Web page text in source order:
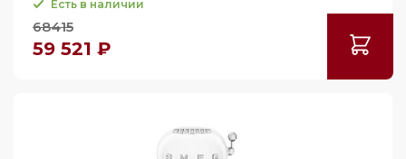
Есть в наличии
68415
59 521 ₽